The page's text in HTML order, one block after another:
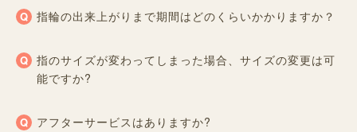
指輪の出来上がりまで期間はどのくらいかかりますか？
指のサイズが変わってしまった場合、サイズの変更は可
能ですか?
アフターサービスはありますか?